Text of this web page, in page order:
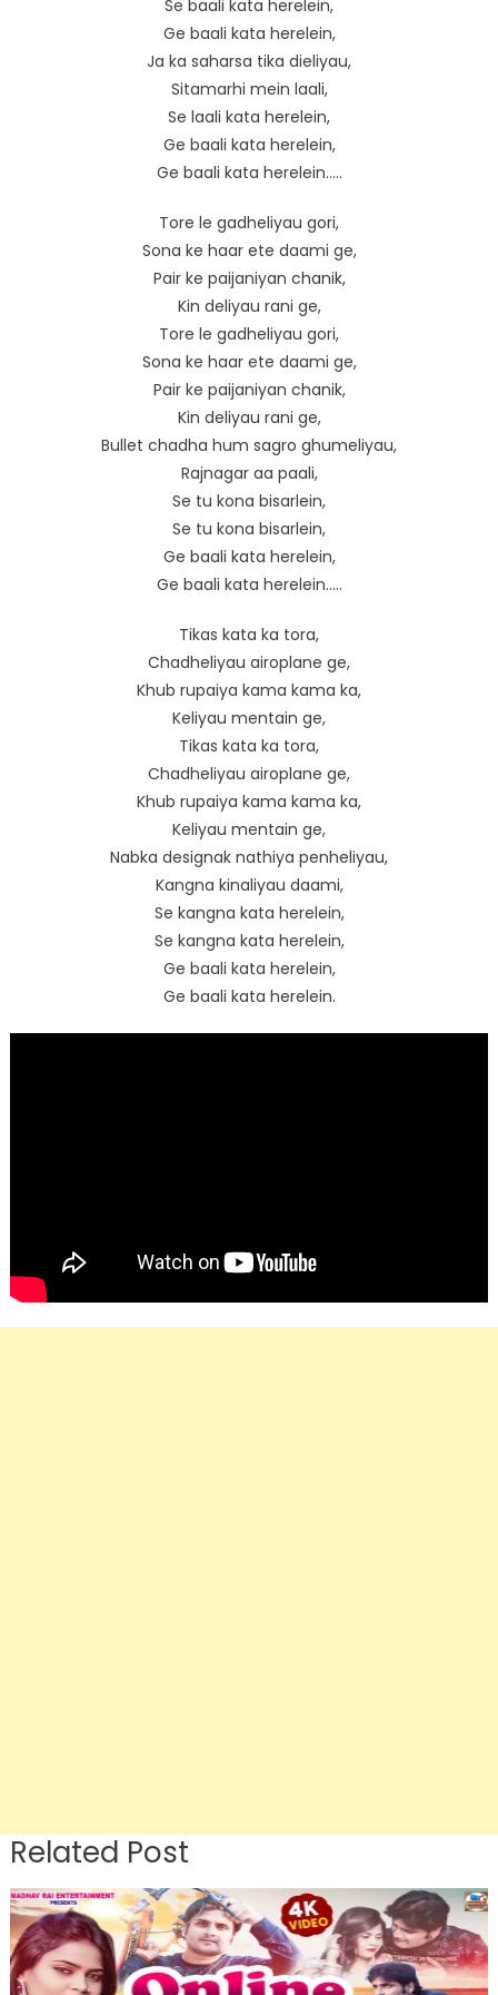
Se baali kata herelein,
Ge baali kata herelein,
Ja ka saharsa tika dieliyau,
Sitamarhi mein laali,
Se laali kata herelein,
Ge baali kata herelein,
Ge baali kata herelein…..
Tore le gadheliyau gori,
Sona ke haar ete daami ge,
Pair ke paijaniyan chanik,
Kin deliyau rani ge,
Tore le gadheliyau gori,
Sona ke haar ete daami ge,
Pair ke paijaniyan chanik,
Kin deliyau rani ge,
Bullet chadha hum sagro ghumeliyau,
Rajnagar aa paali,
Se tu kona bisarlein,
Se tu kona bisarlein,
Ge baali kata herelein,
Ge baali kata herelein…..
Tikas kata ka tora,
Chadheliyau airoplane ge,
Khub rupaiya kama kama ka,
Keliyau mentain ge,
Tikas kata ka tora,
Chadheliyau airoplane ge,
Khub rupaiya kama kama ka,
Keliyau mentain ge,
Nabka designak nathiya penheliyau,
Kangna kinaliyau daami,
Se kangna kata herelein,
Se kangna kata herelein,
Ge baali kata herelein,
Ge baali kata herelein.
Related Post